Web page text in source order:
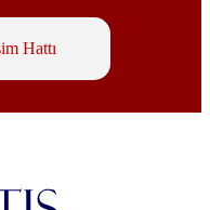
Hattı